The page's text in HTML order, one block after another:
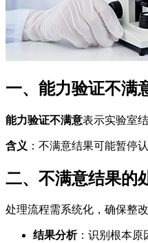
一、能力验证不满
能力验证不满意表示实验室
含义 ：不满意结果可能暂停
二、不满意结果的
处理流程需系统化，确保整改
结果分析：识别根本原